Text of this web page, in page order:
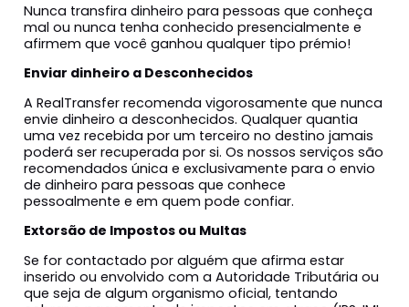
Nunca transfira dinheiro para pessoas que conheça
mal ou nunca tenha conhecido presencialmente e
afirmem que você ganhou qualquer tipo prémio!
Enviar dinheiro a Desconhecidos
A RealTransfer recomenda vigorosamente que nunca
envie dinheiro a desconhecidos. Qualquer quantia
uma vez recebida por um terceiro no destino jamais
poderá ser recuperada por si. Os nossos serviços são
recomendados única e exclusivamente para o envio
de dinheiro para pessoas que conhece
pessoalmente e em quem pode confiar.
Extorsão de Impostos ou Multas
Se for contactado por alguém que afirma estar
inserido ou envolvido com a Autoridade Tributária ou
que seja de algum organismo oficial, tentando